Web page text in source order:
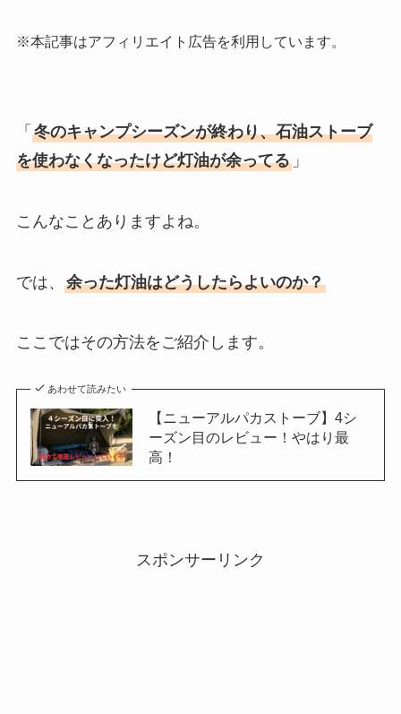
※本記事はアフィリエイト広告を利用しています。
「 冬のキャンプシーズンが終わり、石油ストーブ
を使わなくなったけど灯油が余ってる」
こんなことありますよね。
では、 余った灯油はどうしたらよいのか？
ここではその方法をご紹介します。
あわせて読みたい
【ニューアルパカストーブ】4シ
ーズン目のレビュー！やはり最
高！
スポンサーリンク